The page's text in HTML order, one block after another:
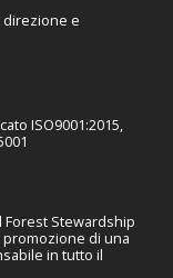
direzione e
ISO9001:2015,
Forest Stewardship
promozione di una
in tutto il